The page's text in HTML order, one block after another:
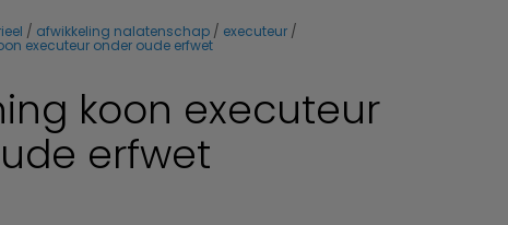
afwikkeling nalatenschap executeur
executeur onder oude erfwet
koon executeur
erfwet